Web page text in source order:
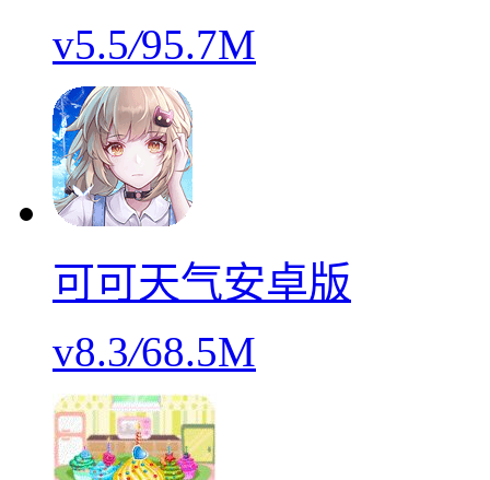
v5.5/95.7M
可可天气安卓版
v8.3/68.5M